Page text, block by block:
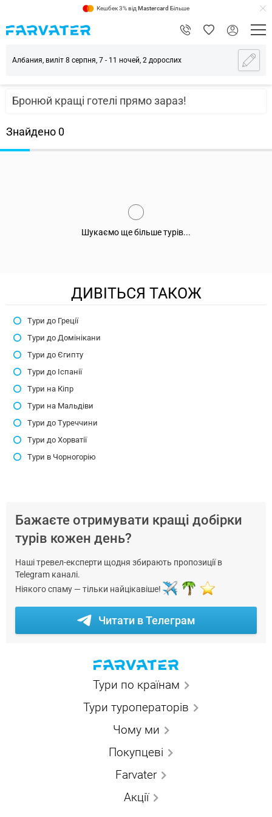
Кешбек 3% від Mastercard Більше
Албания, виліт 8 серпня, 7 - 11 ночей, 2 дорослих
Бронюй кращі готелі прямо зараз!
Знайдено 0
Шукаємо ще більше турів...
ДИВІТЬСЯ ТАКОЖ
Тури до Греції
Тури до Домінікани
Тури до Єгипту
Тури до Іспанії
Тури на Кіпр
Тури на Мальдіви
Тури до Туреччини
Тури до Хорватії
Тури в Чорногорію
Бажаєте отримувати кращі добірки
турів кожен день?
Наші тревел-експерти щодня збирають пропозиції в
Telegram каналі.
Ніякого спаму — тільки найцікавіше!
Читати в Телеграм
Тури по країнам
Тури туроператорів
Чому ми
Покупцеві
Farvater
Акції